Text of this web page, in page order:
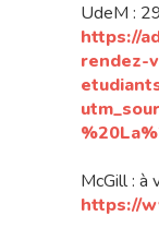
UdeM :
https://
rendez-
McGill : à
https://